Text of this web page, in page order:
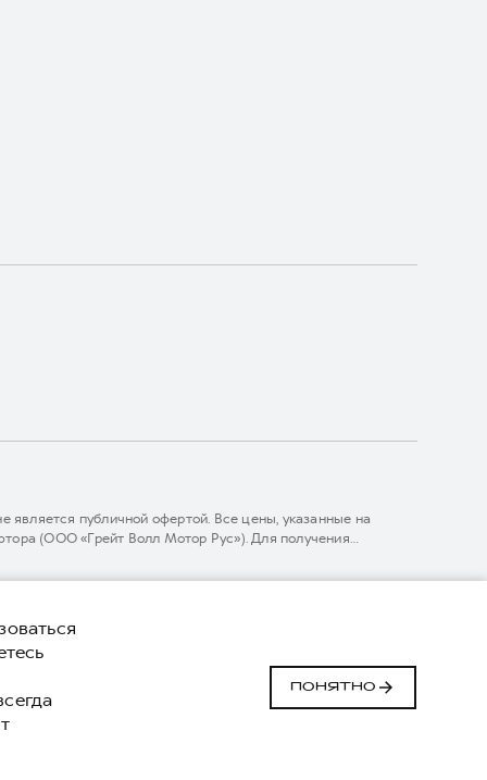
публичной офертой. Все цены, указанные на
(ООО «Грейт Волл Мотор Рус»). Для получения
Сделано в ПЕРКС
ПОНЯТНО